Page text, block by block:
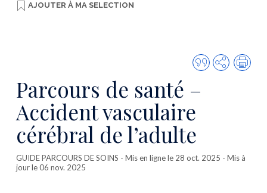
AJOUTER À MA SELECTION
Citer
cette
Partager
Parcours de santé –
Accident vasculaire
cérébral de l’adulte
GUIDE PARCOURS DE SOINS - Mis en ligne le 28 oct. 2025 - Mis à
jour le 06 nov. 2025